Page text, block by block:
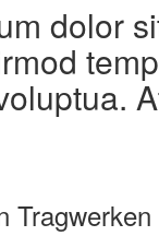
dolor